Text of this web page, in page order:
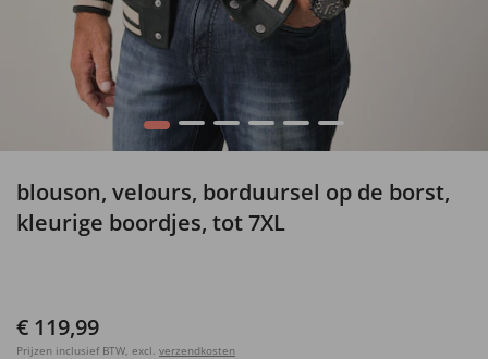
1 2 3 4 5 6
blouson, velours, borduursel op de borst,
kleurige boordjes, tot 7XL
€ 119,99
Prijzen inclusief BTW, excl. verzendkosten